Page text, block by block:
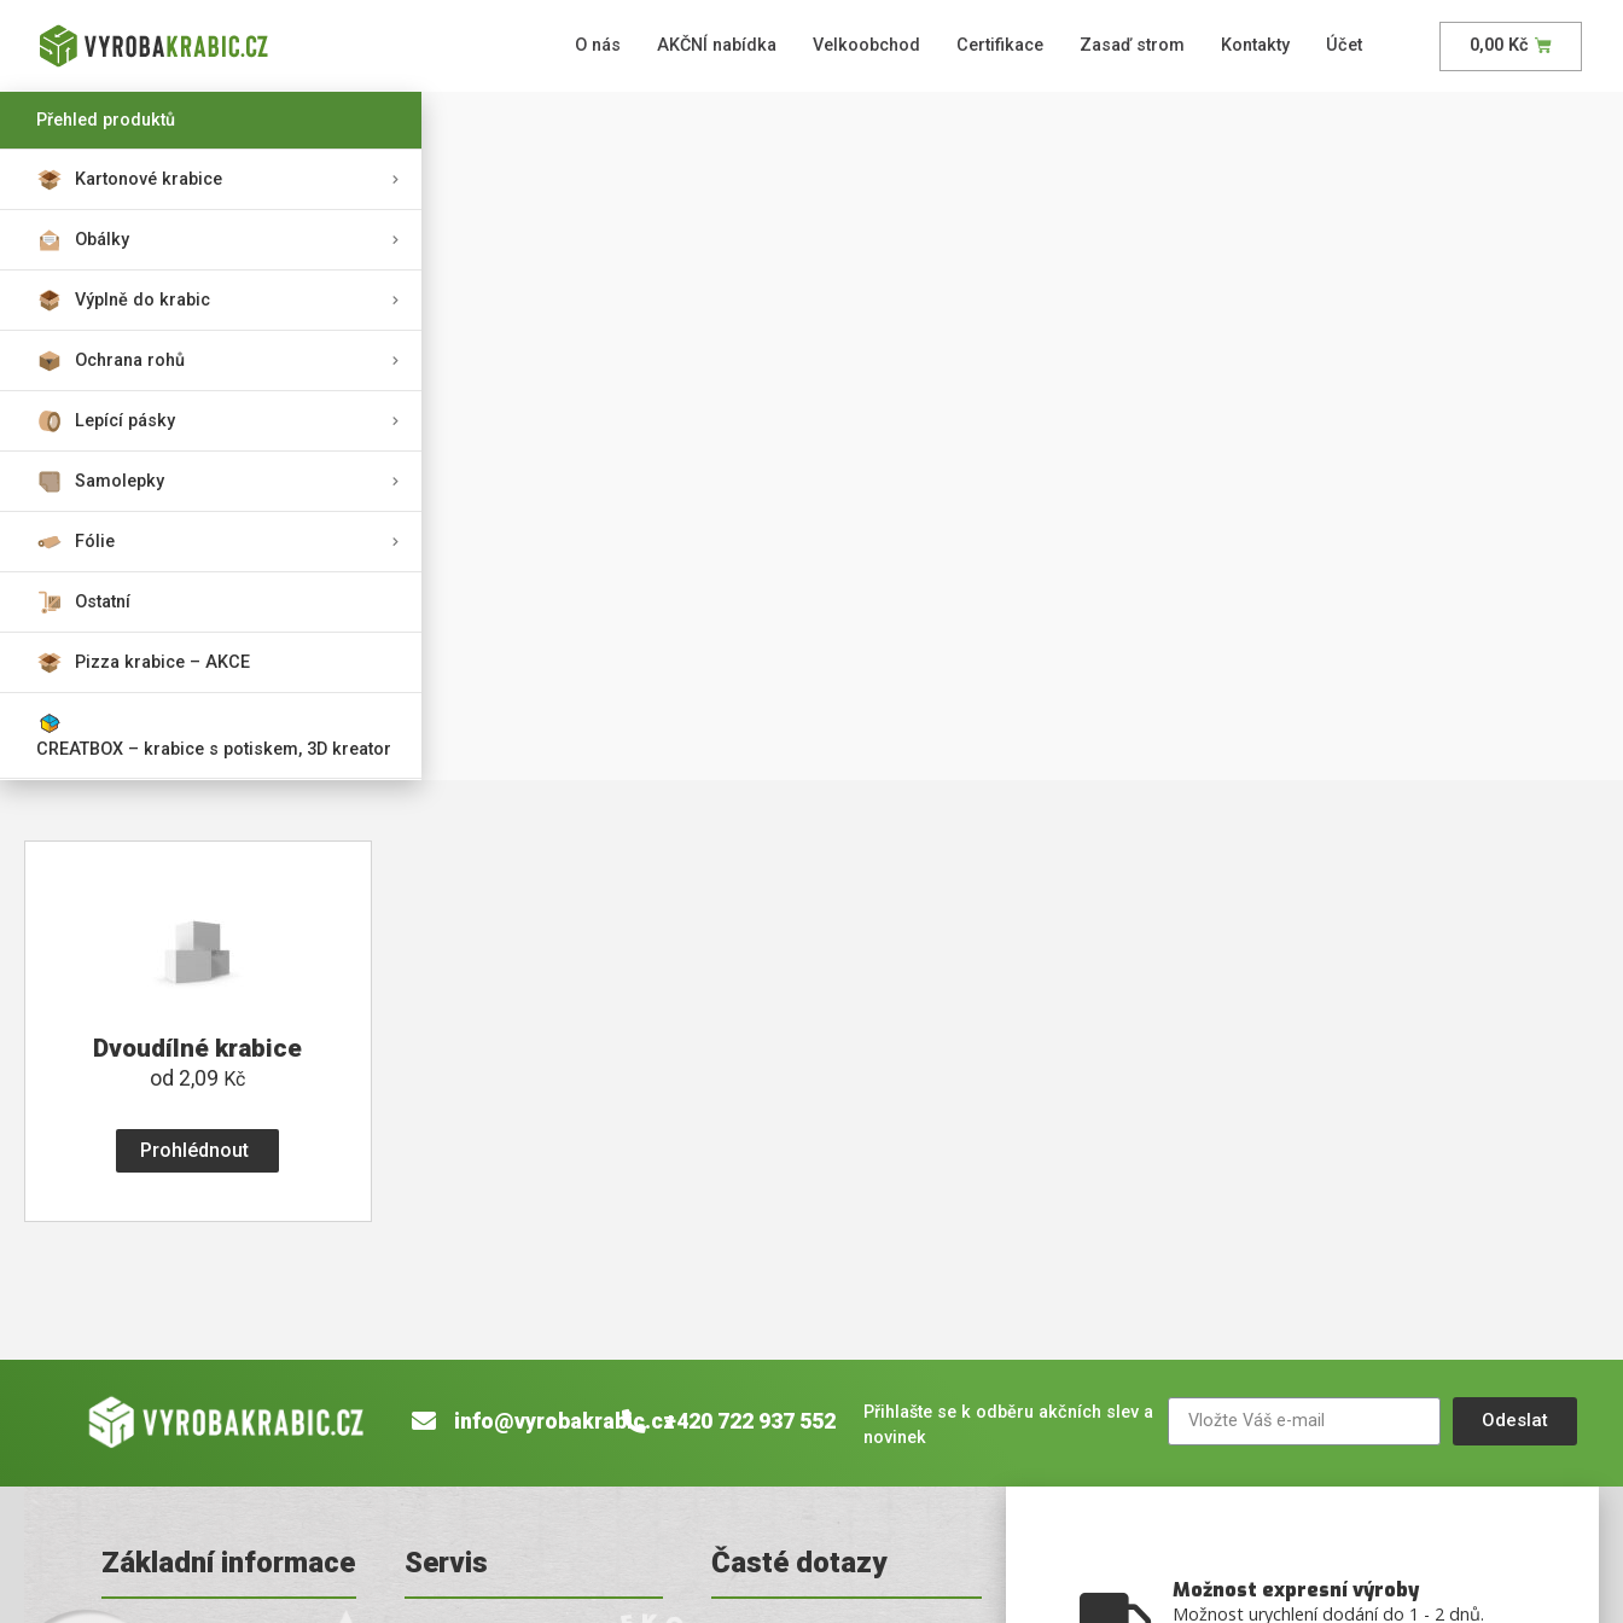
O nás AKČNÍ nabídka Velkoobchod Certifikace Zasaď strom Kontakty Účet 0,00 Kč
Přehled produktů
Kartonové krabice
Obálky
Výplně do krabic
Ochrana rohů
Lepící pásky
Samolepky
Fólie
Ostatní
Pizza krabice – AKCE
CREATBOX – krabice s potiskem, 3D kreator
Dvoudílné krabice
od 2,09 Kč
Prohlédnout
info@vyrobakrabic.cz+420 722 937 552
Přihlašte se k odběru akčních slev a
novinek
Odeslat
Základní informace Servis Časté dotazy
Možnost expresní výroby
Možnost urychlení dodání do 1 - 2 dnů.